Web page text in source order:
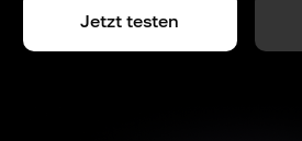
Jetzt testen